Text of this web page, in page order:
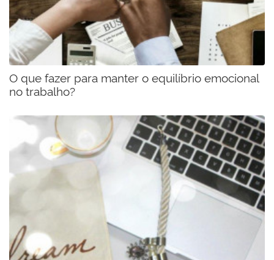
O que fazer para manter o equilíbrio emocional
no trabalho?